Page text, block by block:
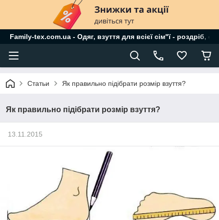
Family-tex.com.ua - Одяг, взуття для всієї сім"ї - роздріб,
Статьи Як правильно підібрати розмір взуття?
Як правильно підібрати розмір взуття?
13.11.2015